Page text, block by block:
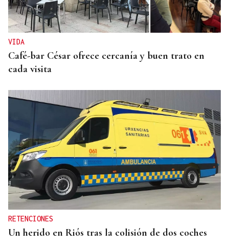
El Ballet Folklórico Tupa Marka en gira en España
y Francia
VIDA
Café-bar César ofrece cercanía y buen trato en
cada visita
RETENCIONES
Un herido en Riós tras la colisión de dos coches